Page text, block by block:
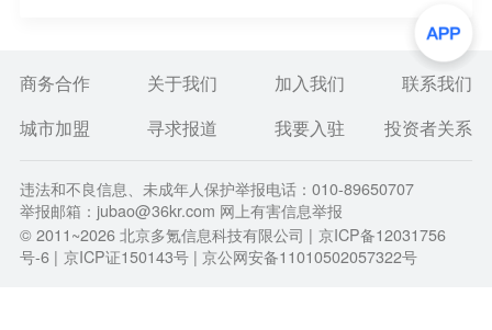
商务合作 关于我们 加入我们
联系我们
城市加盟
寻求报道 我要入驻 投资者关系
违法和不良信息、未成年人保护举报电话：010-89650707
举报邮箱：jubao@36kr.com 网上有害信息举报
© 2011~2026北京多氪信息科技有限公司 | 京ICP备12031756
号-6 | 京ICP证150143号 | 京公网安备11010502057322号